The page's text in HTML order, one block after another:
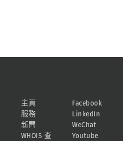
主頁
服務
新聞
WHOIS 查
Facebook
LinkedIn
WeChat
Youtube